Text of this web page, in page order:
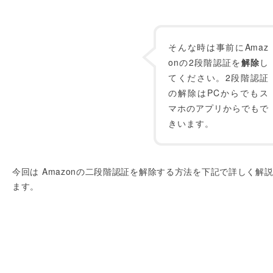
そんな時は事前にAmaz
onの2段階認証を解除 し
てください。2段階認証
の解除はPCからでもス
マホのアプリからでもで
きいます。
今回は Amazonの二段階認証を解除する方法を下記で詳しく解
ます。